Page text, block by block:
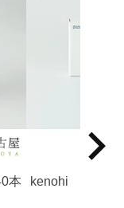
本
kenohi (ケノ